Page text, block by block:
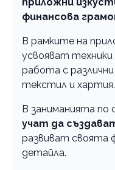
финансова
В рамките на
усвояват техники
работа с
текстил и хартия.
В заниманията по
учат да
развиват своята
детайла.